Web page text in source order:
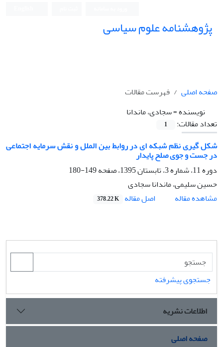
پژوهشنامه علوم سیاسی
صفحه اصلی
فهرست مقالات
نویسنده =سجادی، ماندانا
تعداد مقالات:
1
شکل گیری نظم شبکه ای در روابط بین الملل و نقش سرمایه اجتماعی
در جست و جوی صلح پایدار
دوره 11، شماره 3، تابستان 1395، صفحه
149-180
حسین سلیمی، ماندانا سجادی
مشاهده مقاله
اصل مقاله 378.22 K
جستجوی پیشرفته
اطلاعات نشریه
صفحه اصلی